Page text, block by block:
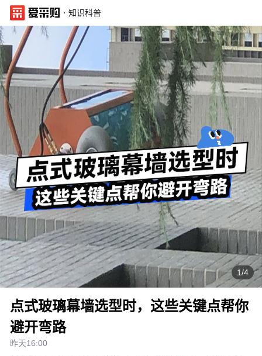
· 知识科普
1/4
点式玻璃幕墙选型时，这些关键点帮你
避开弯路
昨天16:00